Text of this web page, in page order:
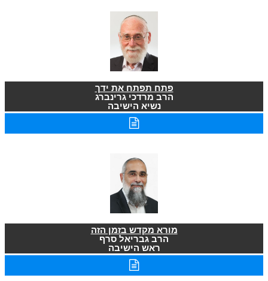
פתח תפתח את ידך
הרב מרדכי גרינברג
נשיא הישיבה
מורא מקדש בזמן הזה
הרב גבריאל סרף
ראש הישיבה